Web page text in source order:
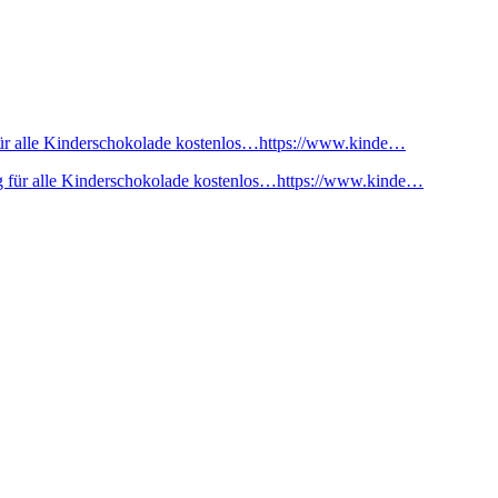
alle Kinderschokolade kostenlos…https://www.kinde…
für alle Kinderschokolade kostenlos…https://www.kinde…